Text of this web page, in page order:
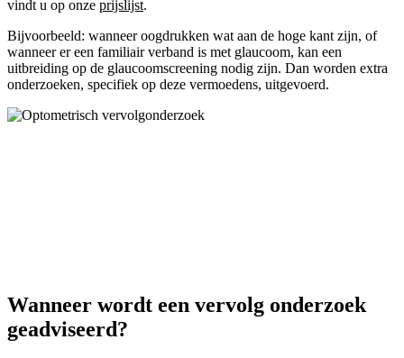
vindt u op onze prijslijst.
Bijvoorbeeld: wanneer oogdrukken wat aan de hoge kant zijn, of
wanneer er een familiair verband is met glaucoom, kan een
uitbreiding op de glaucoomscreening nodig zijn. Dan worden extra
onderzoeken, specifiek op deze vermoedens, uitgevoerd.
Wanneer wordt een vervolg onderzoek
geadviseerd?